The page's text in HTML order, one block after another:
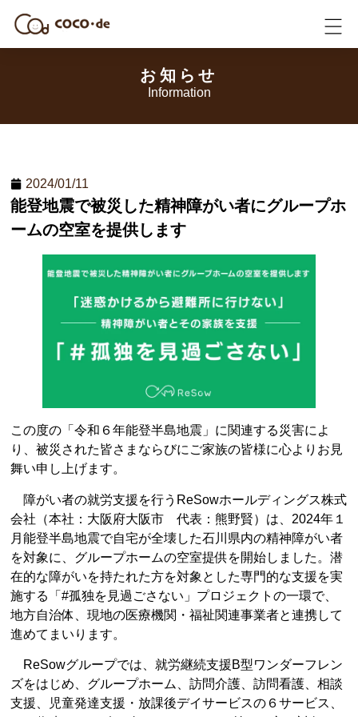
お知らせ
Information
2024/01/11
能登地震で被災した精神障がい者にグループホ
ームの空室を提供します
この度の「令和６年能登半島地震」に関連する災害によ
り、被災された皆さまならびにご家族の皆様に心よりお見
舞い申し上げます。
障がい者の就労支援を行うReSowホールディングス株式
会社（本社：大阪府大阪市 代表：熊野賢）は、2024年１
月能登半島地震で自宅が全壊した石川県内の精神障がい者
を対象に、グループホームの空室提供を開始しました。潜
在的な障がいを持たれた方を対象とした専門的な支援を実
施する「#孤独を見過ごさない」プロジェクトの一環で、
地方自治体、現地の医療機関・福祉関連事業者と連携して
進めてまいります。
ReSowグループでは、就労継続支援B型ワンダーフレン
ズをはじめ、グループホーム、訪問介護、訪問看護、相談
支援、児童発達支援・放課後デイサービスの６サービス、